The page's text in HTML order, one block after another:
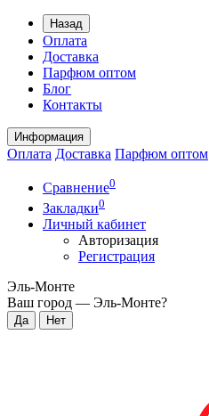
Назад
Оплата
Доставка
Парфюм оптом
Блог
Контакты
Информация
Оплата Доставка Парфюм оптом
Сравнение0
Закладки0
Личный кабинет
Авторизация
Регистрация
Эль-Монте
Ваш город — Эль-Монте?